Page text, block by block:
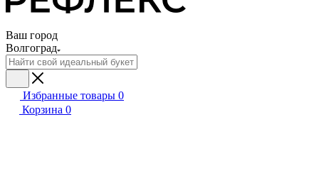
Ваш город
Волгоград
Избранные товары 0
Корзина 0